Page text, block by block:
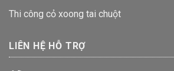
Thi công cỏ xoong tai chuột
LIÊN HỆ HỖ TRỢ